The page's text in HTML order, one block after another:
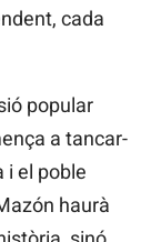
cada
popular
a tancar-
i el poble
haurà